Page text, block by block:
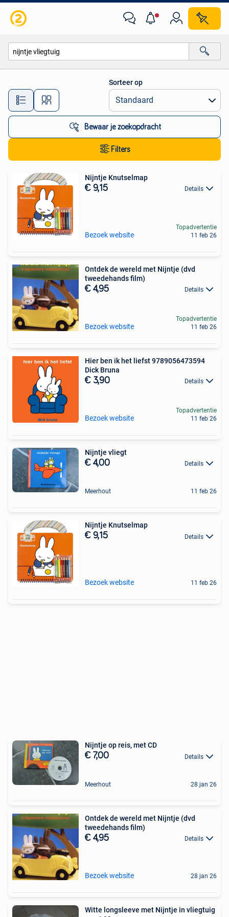
Alle afstanden…
Sorteer op
Bewaar je zoekopdracht
Filters
Nijntje Knutselmap
€ 9,15 Details
Bezoek website
Topadvertentie
11 feb 26
Ontdek de wereld met Nijntje (dvd
tweedehands film)
€ 4,95 Details
Bezoek website
Topadvertentie
11 feb 26
Hier ben ik het liefst 9789056473594
Dick Bruna
€ 3,90 Details
Bezoek website
Topadvertentie
11 feb 26
Nijntje vliegt
€ 4,00 Details
Meerhout 11 feb 26
Nijntje Knutselmap
€ 9,15 Details
Bezoek website 11 feb 26
Nijntje op reis, met CD
€ 7,00 Details
Meerhout 28 jan 26
Ontdek de wereld met Nijntje (dvd
tweedehands film)
€ 4,95 Details
Bezoek website 28 jan 26
Witte longsleeve met Nijntje in vliegtuig